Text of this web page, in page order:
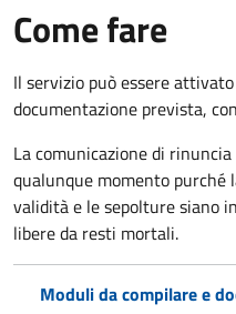
Come fare
Il servizio può essere
documentazione prevista,
La comunicazione di
qualunque momento purché
validità e le sepolture siano
libere da resti mortali.
Moduli da compilare e